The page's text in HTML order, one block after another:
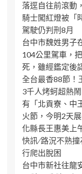
落逕自往前滾動
騎士闖紅燈被「
駕駛仍判刑8月
台中市魏姓男子
104公里駕車，
死，雖經鑑定後
全台最香88節！
3千人烤蚵超熱鬧
有「北貢寮、中
火節，今明2天
化縣長王惠美上
快訊 ∕ 路況不熟
行爬出脫困
台中市新社往龍